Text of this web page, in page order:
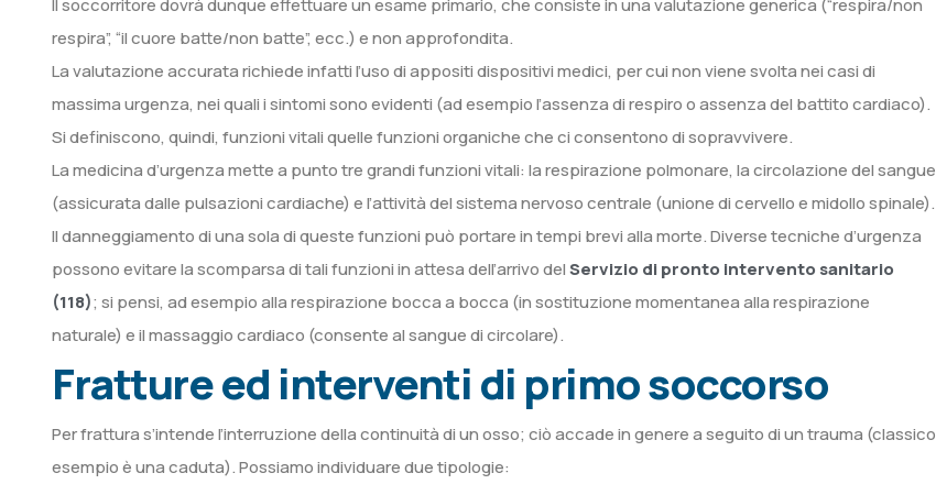
Il soccorritore dovrà dunque effettuare un esame primario, che consiste in una valutazione generica (“respira/non
respira”, “il cuore batte/non batte”, ecc.) e non approfondita.
La valutazione accurata richiede infatti l’uso di appositi dispositivi medici, per cui non viene svolta nei casi di
massima urgenza, nei quali i sintomi sono evidenti (ad esempio l’assenza di respiro o assenza del battito cardiaco).
Si definiscono, quindi, funzioni vitali quelle funzioni organiche che ci consentono di sopravvivere.
La medicina d’urgenza mette a punto tre grandi funzioni vitali: la respirazione polmonare, la circolazione del sangue
(assicurata dalle pulsazioni cardiache) e l’attività del sistema nervoso centrale (unione di cervello e midollo spinale).
Il danneggiamento di una sola di queste funzioni può portare in tempi brevi alla morte. Diverse tecniche d’urgenza
possono evitare la scomparsa di tali funzioni in attesa dell’arrivo delServizio di pronto intervento sanitario
(118); si pensi, ad esempio alla respirazione bocca a bocca (in sostituzione momentanea alla respirazione
naturale) e il massaggio cardiaco (consente al sangue di circolare).
Fratture ed interventi di primo soccorso
Per frattura s’intende l’interruzione della continuità di un osso; ciò accade in genere a seguito di un trauma (classico
esempio è una caduta). Possiamo individuare due tipologie: